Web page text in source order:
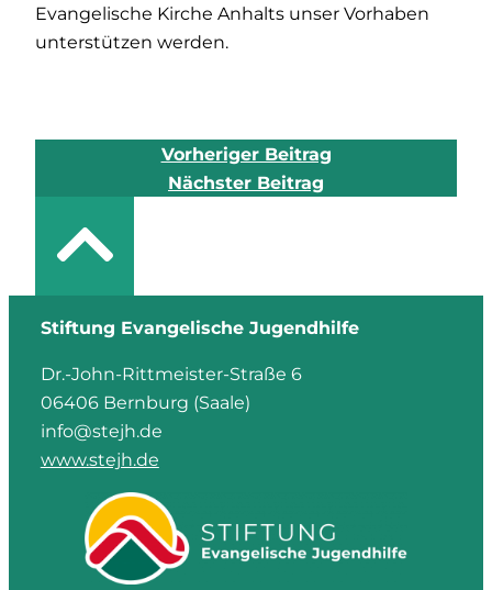
Evangelische Kirche Anhalts unser Vorhaben
unterstützen werden.
Vorheriger Beitrag
Nächster Beitrag
Stiftung Evangelische Jugendhilfe
Dr.-John-Rittmeister-Straße 6
06406 Bernburg (Saale)
info@stejh.de
www.stejh.de